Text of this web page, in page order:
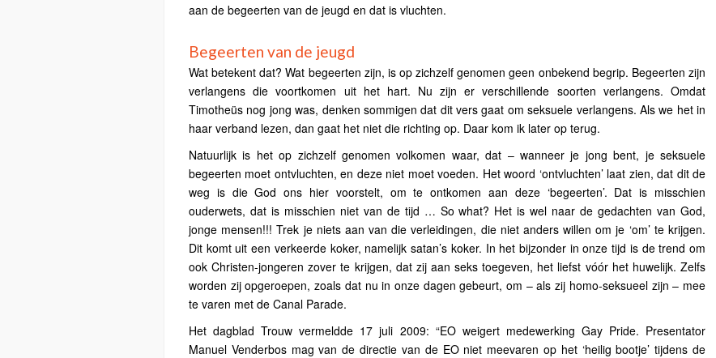
aan de begeerten van de jeugd en dat is vluchten.
Begeerten van de jeugd
Wat betekent dat? Wat begeerten zijn, is op zichzelf genomen geen onbekend begrip. Begeerten zijn
verlangens die voortkomen uit het hart. Nu zijn er verschillende soorten verlangens. Omdat
Timotheüs nog jong was, denken sommigen dat dit vers gaat om seksuele verlangens. Als we het in
haar verband lezen, dan gaat het niet die richting op. Daar kom ik later op terug.
Natuurlijk is het op zichzelf genomen volkomen waar, dat – wanneer je jong bent, je seksuele
begeerten moet ontvluchten, en deze niet moet voeden. Het woord ‘ontvluchten’ laat zien, dat dit de
weg is die God ons hier voorstelt, om te ontkomen aan deze ‘begeerten’. Dat is misschien
ouderwets, dat is misschien niet van de tijd … So what? Het is wel naar de gedachten van God,
jonge mensen!!! Trek je niets aan van die verleidingen, die niet anders willen om je ‘om’ te krijgen.
Dit komt uit een verkeerde koker, namelijk satan’s koker. In het bijzonder in onze tijd is de trend om
ook Christen-jongeren zover te krijgen, dat zij aan seks toegeven, het liefst vóór het huwelijk. Zelfs
worden zij opgeroepen, zoals dat nu in onze dagen gebeurt, om – als zij homo-seksueel zijn – mee
te varen met de Canal Parade.
Het dagblad Trouw vermeldde 17 juli 2009: “EO weigert medewerking Gay Pride. Presentator
Manuel Venderbos mag van de directie van de EO niet meevaren op het ‘heilig bootje’ tijdens de